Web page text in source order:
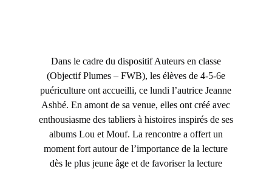
Dans le cadre du dispositif Auteurs en classe
(Objectif Plumes – FWB), les élèves de 4-5-6e
puériculture ont accueilli, ce lundi l’autrice Jeanne
Ashbé. En amont de sa venue, elles ont créé avec
enthousiasme des tabliers à histoires inspirés de ses
albums Lou et Mouf. La rencontre a offert un
moment fort autour de l’importance de la lecture
dès le plus jeune âge et de favoriser la lecture